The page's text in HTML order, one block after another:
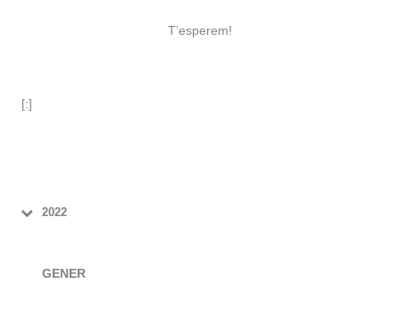
T’esperem!
[:]
2022
GENER